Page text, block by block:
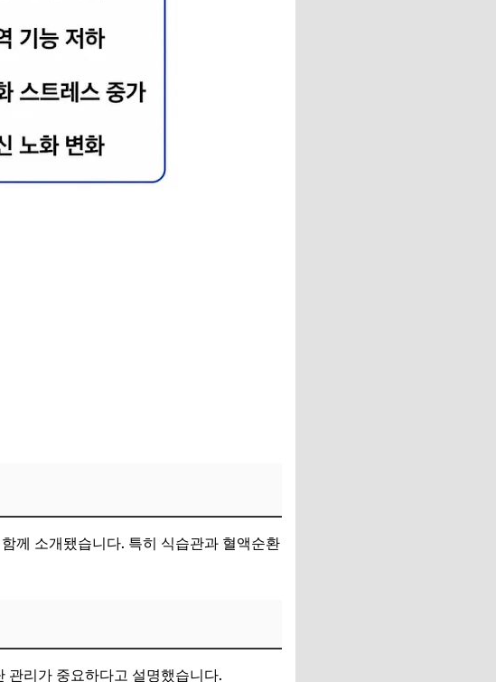
께 소개됐습니다. 특히 식습관과 혈액순환
관리가 중요하다고 설명했습니다.